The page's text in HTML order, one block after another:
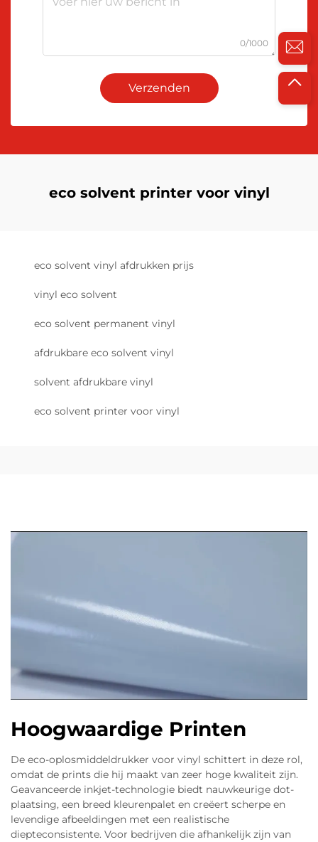
0/1000
Verzenden
eco solvent printer voor vinyl
eco solvent vinyl afdrukken prijs
vinyl eco solvent
eco solvent permanent vinyl
afdrukbare eco solvent vinyl
solvent afdrukbare vinyl
eco solvent printer voor vinyl
Hoogwaardige Printen
De eco-oplosmiddeldrukker voor vinyl schittert in deze rol,
omdat de prints die hij maakt van zeer hoge kwaliteit zijn.
Geavanceerde inkjet-technologie biedt nauwkeurige dot-
plaatsing, een breed kleurenpalet en creëert scherpe en
levendige afbeeldingen met een realistische
diepteconsistente. Voor bedrijven die afhankelijk zijn van